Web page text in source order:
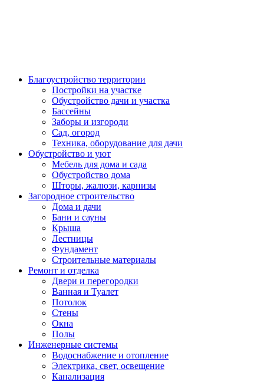
Благоустройство территории
Постройки на участке
Обустройство дачи и участка
Бассейны
Заборы и изгороди
Сад, огород
Техника, оборудование для дачи
Обустройство и уют
Мебель для дома и сада
Обустройство дома
Шторы, жалюзи, карнизы
Загородное строительство
Дома и дачи
Бани и сауны
Крыша
Лестницы
Фундамент
Строительные материалы
Ремонт и отделка
Двери и перегородки
Ванная и Туалет
Потолок
Стены
Окна
Полы
Инженерные системы
Водоснабжение и отопление
Электрика, свет, освещение
Канализация